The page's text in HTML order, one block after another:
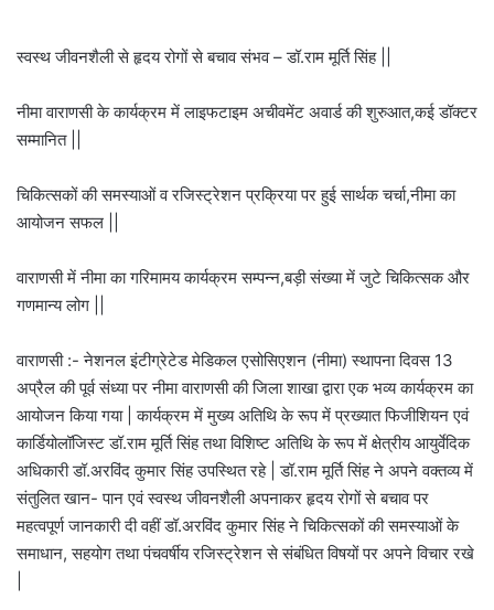
स्वस्थ जीवनशैली से हृदय रोगों से बचाव संभव – डॉ.राम मूर्ति सिंह ||
नीमा वाराणसी के कार्यक्रम में लाइफटाइम अचीवमेंट अवार्ड की शुरुआत,कई डॉक्टर
सम्मानित ||
चिकित्सकों की समस्याओं व रजिस्ट्रेशन प्रक्रिया पर हुई सार्थक चर्चा,नीमा का
आयोजन सफल ||
वाराणसी में नीमा का गरिमामय कार्यक्रम सम्पन्न,बड़ी संख्या में जुटे चिकित्सक और
गणमान्य लोग ||
वाराणसी :- नेशनल इंटीग्रेटेड मेडिकल एसोसिएशन (नीमा) स्थापना दिवस 13
अप्रैल की पूर्व संध्या पर नीमा वाराणसी की जिला शाखा द्वारा एक भव्य कार्यक्रम का
आयोजन किया गया | कार्यक्रम में मुख्य अतिथि के रूप में प्रख्यात फिजीशियन एवं
कार्डियोलॉजिस्ट डॉ.राम मूर्ति सिंह तथा विशिष्ट अतिथि के रूप में क्षेत्रीय आयुर्वेदिक
अधिकारी डॉ.अरविंद कुमार सिंह उपस्थित रहे | डॉ.राम मूर्ति सिंह ने अपने वक्तव्य में
संतुलित खान- पान एवं स्वस्थ जीवनशैली अपनाकर हृदय रोगों से बचाव पर
महत्वपूर्ण जानकारी दी वहीं डॉ.अरविंद कुमार सिंह ने चिकित्सकों की समस्याओं के
समाधान, सहयोग तथा पंचवर्षीय रजिस्ट्रेशन से संबंधित विषयों पर अपने विचार रखे